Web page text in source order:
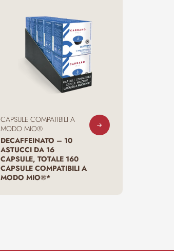
CAPSULE COMPATIBILI A
MODO MIO®
DECAFFEINATO – 10
ASTUCCI DA 16
CAPSULE, TOTALE 160
CAPSULE COMPATIBILI A
MODO MIO®*